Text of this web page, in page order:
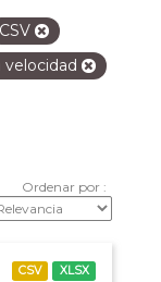
CSV
velocidad
Ordenar por
CSV XLSX